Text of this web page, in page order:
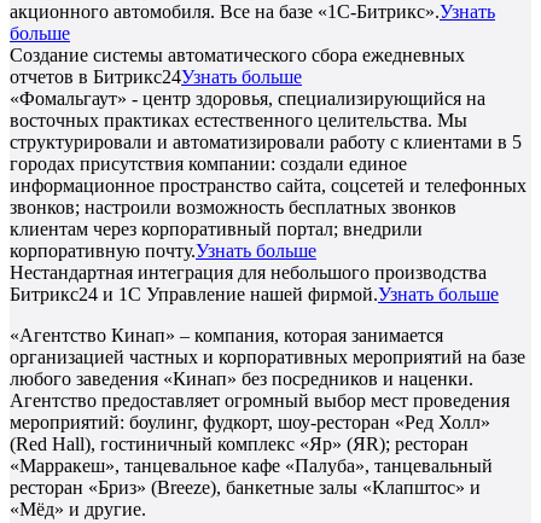
акционного автомобиля. Все на базе «1С-Битрикс».Узнать
больше
Создание системы автоматического сбора ежедневных
отчетов в Битрикс24Узнать больше
«Фомальгаут» - центр здоровья, специализирующийся на
восточных практиках естественного целительства. Мы
структурировали и автоматизировали работу с клиентами в 5
городах присутствия компании: создали единое
информационное пространство сайта, соцсетей и телефонных
звонков; настроили возможность бесплатных звонков
клиентам через корпоративный портал; внедрили
корпоративную почту.Узнать больше
Нестандартная интеграция для небольшого производства
Битрикс24 и 1С Управление нашей фирмой.Узнать больше
«Агентство Кинап» – компания, которая занимается
организацией частных и корпоративных мероприятий на базе
любого заведения «Кинап» без посредников и наценки.
Агентство предоставляет огромный выбор мест проведения
мероприятий: боулинг, фудкорт, шоу-ресторан «Ред Холл»
(Red Hall), гостиничный комплекс «Яр» (ЯR); ресторан
«Марракеш», танцевальное кафе «Палуба», танцевальный
ресторан «Бриз» (Breeze), банкетные залы «Клапштос» и
«Мёд» и другие.